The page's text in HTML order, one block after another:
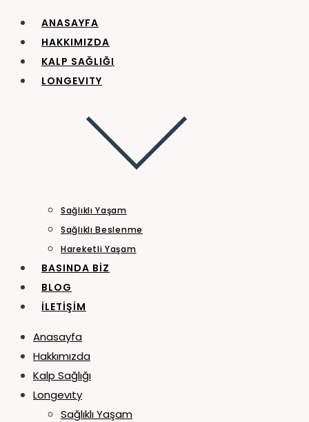
ANASAYFA
HAKKIMIZDA
KALP SAĞLIĞI
LONGEVITY
Sağlıklı Yaşam
Sağlıklı Beslenme
Hareketli Yaşam
BASINDA BIZ
BLOG
İLETIŞIM
Anasayfa
Hakkımızda
Kalp Sağlığı
Longevıty
Sağlıklı Yaşam